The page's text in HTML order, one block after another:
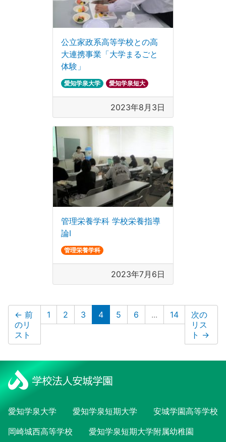
公立家政系高等学校との高
大連携事業「大学まるごと
体験」
愛知学泉大学 愛知学泉短大
2023年8月3日
管理栄養学科 学校栄養指導
論Ⅰ
管理栄養学科
2023年7月6日
← 前
のリ
スト
1 2 3 4(現在のリスト)
5 6 ... 14
次の
リス
ト →
愛知学泉大学 愛知学泉短期大学
安城学園高等学校
岡崎城西高等学校
愛知学泉短期大学附属幼稚園